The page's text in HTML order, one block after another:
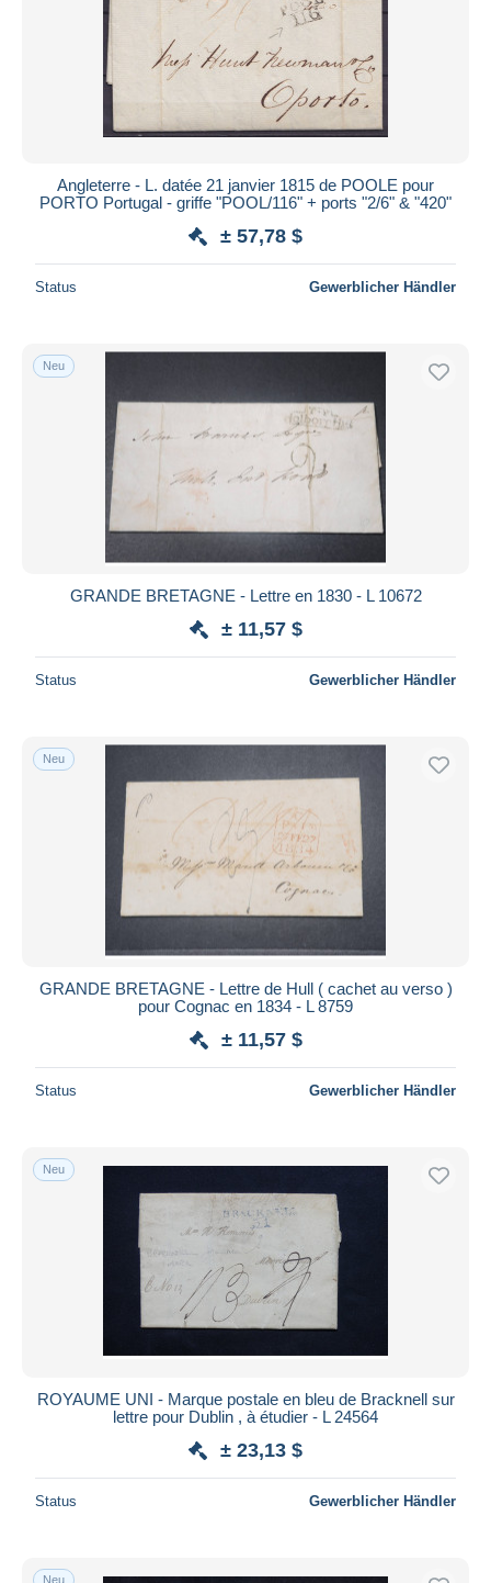
Angleterre - L. datée 21 janvier 1815 de POOLE pour
PORTO Portugal - griffe "POOL/116" + ports "2/6" & "420"
± 57,78 $
Status Gewerblicher Händler
Neu
GRANDE BRETAGNE - Lettre en 1830 - L 10672
± 11,57 $
Status Gewerblicher Händler
Neu
GRANDE BRETAGNE - Lettre de Hull ( cachet au verso )
pour Cognac en 1834 - L 8759
± 11,57 $
Status Gewerblicher Händler
Neu
ROYAUME UNI - Marque postale en bleu de Bracknell sur
lettre pour Dublin , à étudier - L 24564
± 23,13 $
Status Gewerblicher Händler
Neu